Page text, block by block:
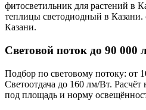
фитосветильник для растений в
теплицы светодиодный в Казани.
Казани.
Световой поток до 90 000
Подбор по световому потоку: от
Светоотдача до 160 лм/Вт.
под площадь и норму